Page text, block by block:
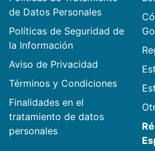
de Datos Personales
Políticas de Seguridad de
la Información
Aviso de Privacidad
Términos y Condiciones
Finalidades en el
tratamiento de datos
personales